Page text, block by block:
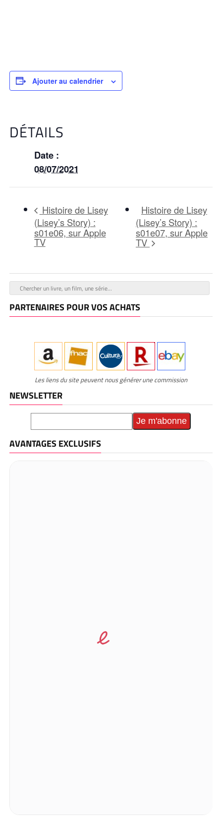
Ajouter au calendrier
DÉTAILS
Date :
08/07/2021
Histoire de Lisey
(Lisey’s Story) :
s01e06, sur Apple
TV
Histoire de Lisey
(Lisey’s Story) :
s01e07, sur Apple
TV
PARTENAIRES POUR VOS ACHATS
Les liens du site peuvent nous générer une commission
NEWSLETTER
AVANTAGES EXCLUSIFS